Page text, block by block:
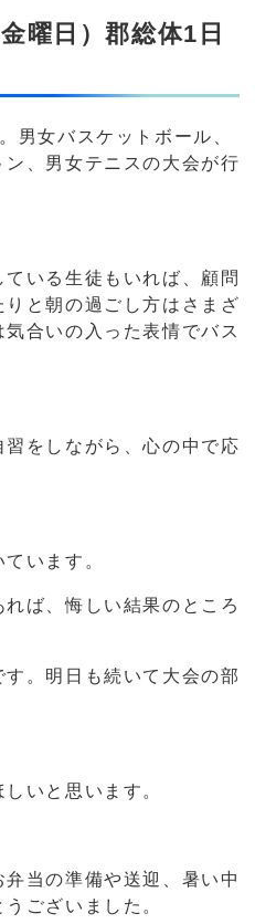
曜日）郡総体1日
男女バスケットボール、
、男女テニスの大会が行
いる生徒もいれば、顧問
と朝の過ごし方はさまざ
合いの入った表情でバス
をしながら、心の中で応
います。
ば、悔しい結果のところ
。明日も続いて大会の部
いと思います。
当の準備や送迎、暑い中
ございました。